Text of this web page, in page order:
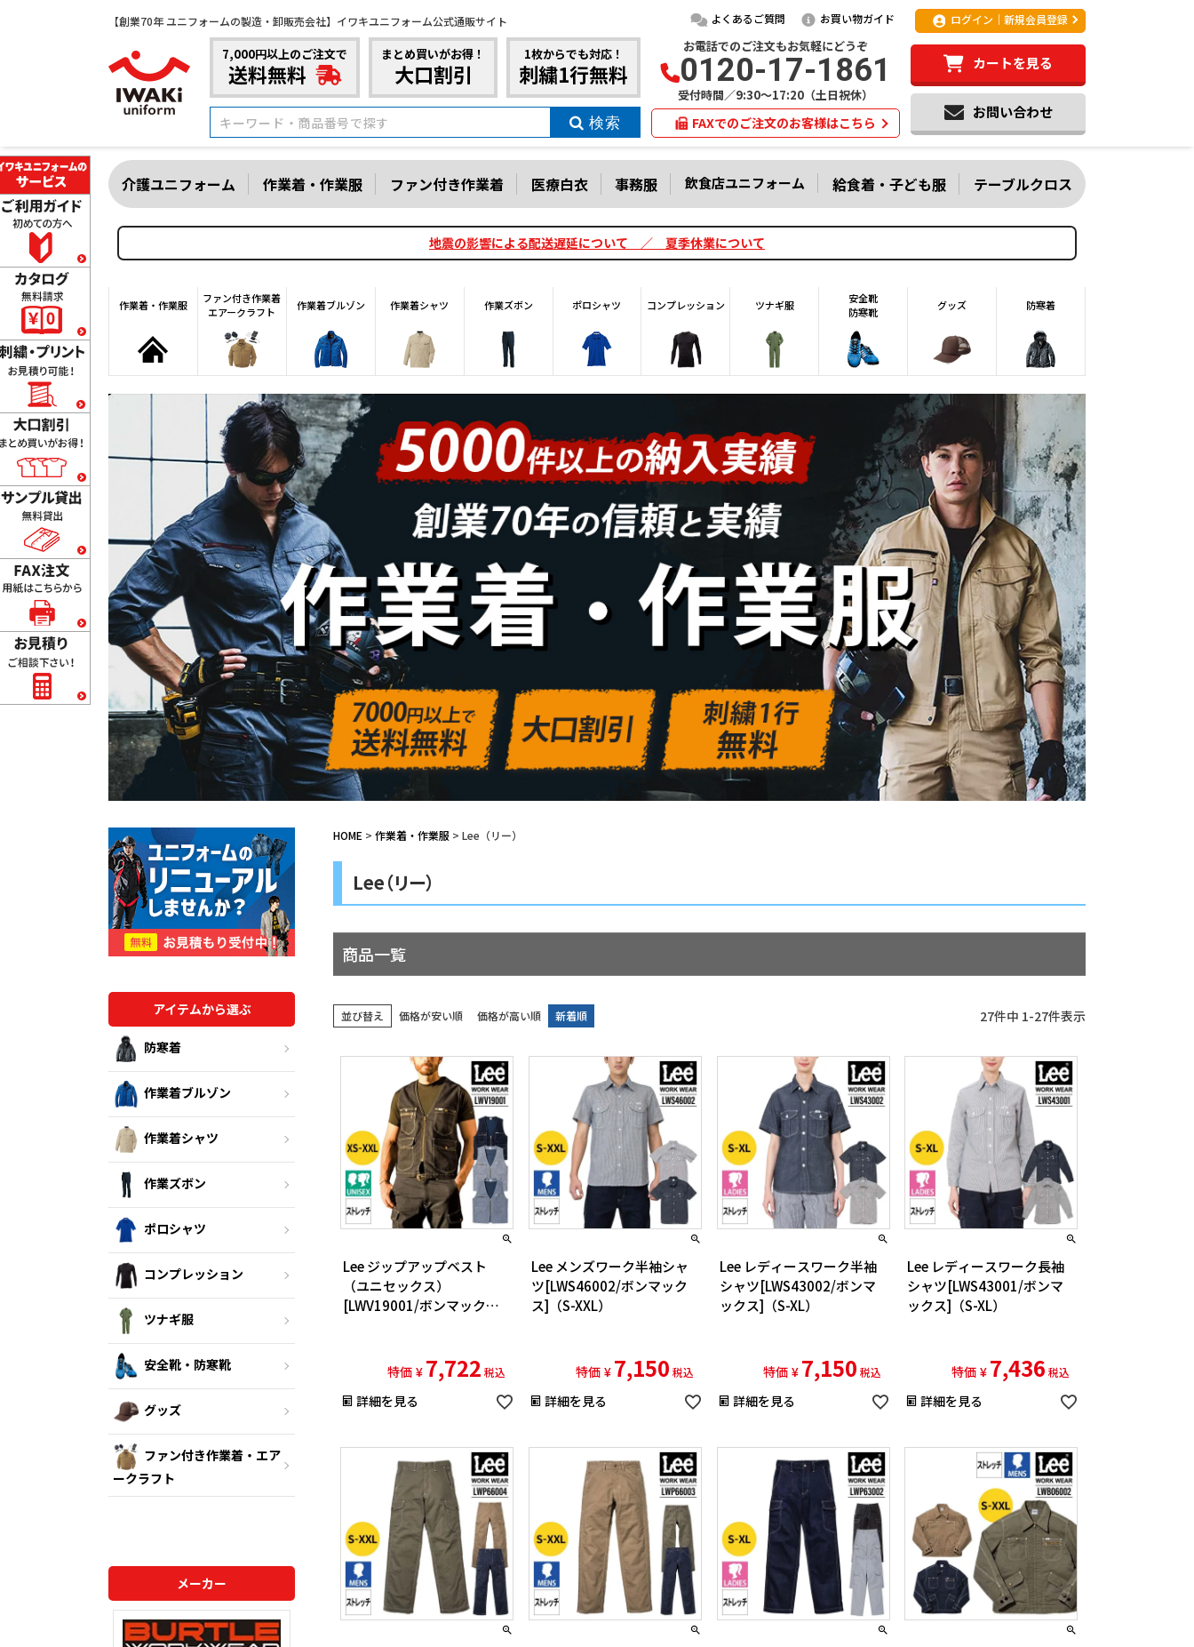
【創業70年 ユニフォームの製造・卸販売会社】イワキユニフォーム公式通販サイト よくあるご質問 お買い物ガイド ログイン｜新規会員登録
7,000円以上のご注文で
送料無料
まとめ買いがお得！
大口割引
1枚からでも対応！
刺繍1行無料
お電話でのご注文もお気軽にどうぞ
0120-17-1861
受付時間／9:30～17:20（土日祝休）
FAXでのご注文のお客様はこちら
カートを見る
お問い合わせ
介護ユニフォーム 作業着・作業服 ファン付き作業着 医療白衣 事務服 飲食店ユニフォーム 給食着・子ども服 テーブルクロス
地震の影響による配送遅延について ／ 夏季休業について
作業着・作業服
ファン付き作業着
エアークラフト
作業着ブルゾン 作業着シャツ 作業ズボン ポロシャツ コンプレッション ツナギ服
安全靴
防寒靴
グッズ 防寒着
アイテムから選ぶ
防寒着
作業着ブルゾン
作業着シャツ
作業ズボン
ポロシャツ
コンプレッション
ツナギ服
安全靴・防寒靴
グッズ
ファン付き作業着・エア
ークラフト
メーカー
HOME 作業着・作業服 Lee（リー）
Lee（リー）
商品一覧
並び替え 価格が安い順 価格が高い順 新着順 27件中 1-27件表示
Lee ジップアップベスト
（ユニセックス）
[LWV19001/ボンマックス]
特価 ¥ 7,722 税込
詳細を見る
Lee メンズワーク半袖シャ
ツ[LWS46002/ボンマック
ス]（S-XXL）
特価 ¥ 7,150 税込
詳細を見る
Lee レディースワーク半袖
シャツ[LWS43002/ボンマ
ックス]（S-XL）
特価 ¥ 7,150 税込
詳細を見る
Lee レディースワーク長袖
シャツ[LWS43001/ボンマ
ックス]（S-XL）
特価 ¥ 7,436 税込
詳細を見る